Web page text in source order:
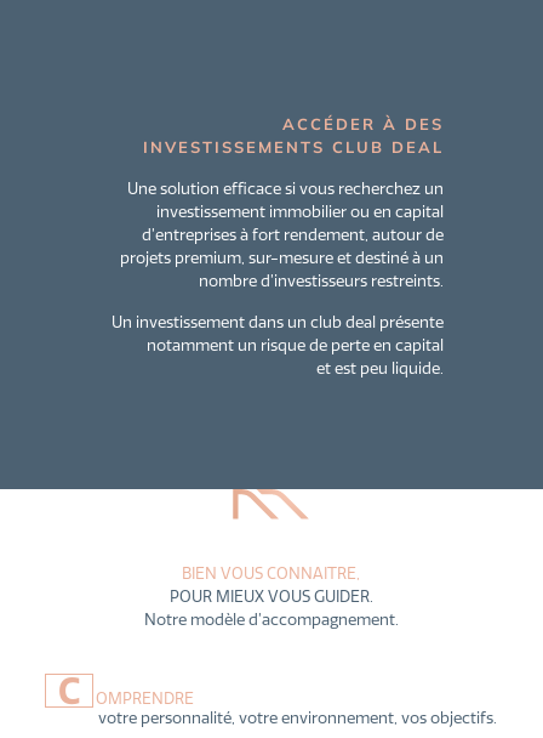
ACCÉDER À DES
INVESTISSEMENTS CLUB DEAL
Une solution efficace si vous recherchez un
investissement immobilier ou en capital
d’entreprises à fort rendement, autour de
projets premium, sur-mesure et destiné à un
nombre d’investisseurs restreints.
Un investissement dans un club deal présente
notamment un risque de perte en capital
et est peu liquide.
BIEN VOUS CONNAITRE,
POUR MIEUX VOUS GUIDER.
Notre modèle d’accompagnement.
C
OMPRENDRE
votre personnalité, votre environnement, vos objectifs.